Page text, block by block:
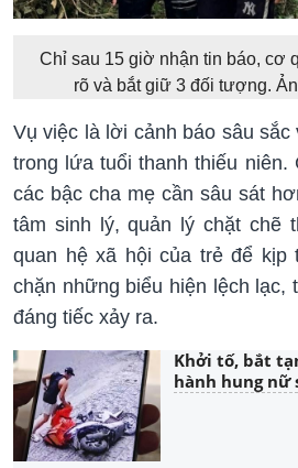
Chỉ sau 15 giờ nhận tin báo, cơ
rõ và bắt giữ 3 đối tượng.
Vụ việc là lời cảnh báo sâu
trong lứa tuổi thanh thiếu niên.
các bậc cha mẹ cần sâu sát
tâm sinh lý, quản lý chặt chẽ
quan hệ xã hội của trẻ để kịp
chặn những biểu hiện lệch lạc,
đáng tiếc xảy ra.
Khởi tố, bắt
hành hung nữ